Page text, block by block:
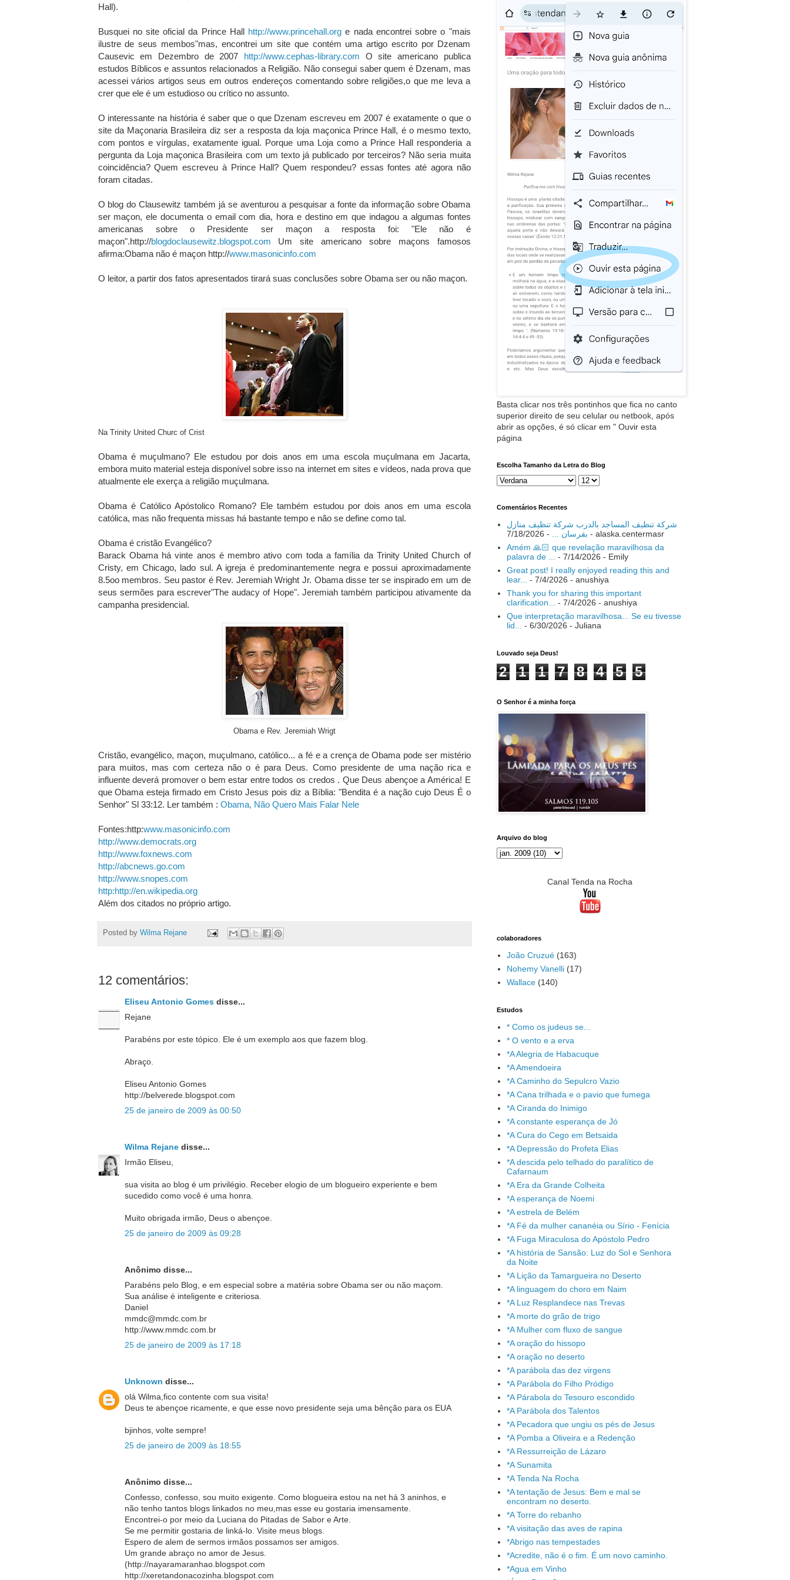
Hall).
Busquei no site oficial da Prince Hall http://www.princehall.org e nada encontrei sobre o "mais
ilustre de seus membos"mas, encontrei um site que contém uma artigo escrito por Dzenam
Causevic em Dezembro de 2007 http://www.cephas-library.com O site americano publica
estudos Bíblicos e assuntos relacionados a Religião. Não consegui saber quem é Dzenam, mas
acessei vários artigos seus em outros endereços comentando sobre religiões,o que me leva a
crer que ele é um estudioso ou crítico no assunto.
O interessante na história é saber que o que Dzenam escreveu em 2007 é exatamente o que o
site da Maçonaria Brasileira diz ser a resposta da loja maçonica Prince Hall, é o mesmo texto,
com pontos e vírgulas, exatamente igual. Porque uma Loja como a Prince Hall responderia a
pergunta da Loja maçonica Brasileira com um texto já publicado por terceiros? Não seria muita
coincidência? Quem escreveu à Prince Hall? Quem respondeu? essas fontes até agora não
foram citadas.
O blog do Clausewitz também já se aventurou a pesquisar a fonte da informação sobre Obama
ser maçon, ele documenta o email com dia, hora e destino em que indagou a algumas fontes
americanas sobre o Presidente ser maçon a resposta foi: "Ele não é
maçon".http://blogdoclausewitz.blogspot.com Um site americano sobre maçons famosos
afirma:Obama não é maçon http://www.masonicinfo.com
O leitor, a partir dos fatos apresentados tirará suas conclusões sobre Obama ser ou não maçon.
Na Trinity United Churc of Crist
Obama é muçulmano? Ele estudou por dois anos em uma escola muçulmana em Jacarta,
embora muito material esteja disponível sobre isso na internet em sites e vídeos, nada prova que
atualmente ele exerça a religião muçulmana.
Obama é Católico Apóstolico Romano? Ele também estudou por dois anos em uma escola
católica, mas não frequenta missas há bastante tempo e não se define como tal.
Obama é cristão Evangélico?
Barack Obama há vinte anos é membro ativo com toda a família da Trinity United Church of
Cristy, em Chicago, lado sul. A igreja é predominantemente negra e possui aproximadamente
8.5oo membros. Seu pastor é Rev. Jeremiah Wright Jr. Obama disse ter se inspirado em um de
seus sermões para escrever"The audacy of Hope". Jeremiah também participou ativamente da
campanha presidencial.
Obama e Rev. Jeremiah Wrigt
Cristão, evangélico, maçon, muçulmano, católico... a fé e a crença de Obama pode ser mistério
para muitos, mas com certeza não o é para Deus. Como presidente de uma nação rica e
influente deverá promover o bem estar entre todos os credos . Que Deus abençoe a América! E
que Obama esteja firmado em Cristo Jesus pois diz a Bíblia: "Bendita é a nação cujo Deus É o
Senhor" Sl 33:12. Ler também : Obama, Não Quero Mais Falar Nele
Fontes:http:www.masonicinfo.com
http://www.democrats.org
http://www.foxnews.com
http://abcnews.go.com
http://www.snopes.com
http:http://en.wikipedia.org
Além dos citados no próprio artigo.
Posted by Wilma Rejane
12 comentários:
Eliseu Antonio Gomesdisse...
Rejane
Parabéns por este tópico. Ele é um exemplo aos que fazem blog.
Abraço.
Eliseu Antonio Gomes
http://belverede.blogspot.com
25 de janeiro de 2009 às 00:50
Wilma Rejanedisse...
Irmão Eliseu,
sua visita ao blog é um privilégio. Receber elogio de um blogueiro experiente e bem
sucedido como você é uma honra.
Muito obrigada irmão, Deus o abençoe.
25 de janeiro de 2009 às 09:28
Anônimo disse...
Parabéns pelo Blog, e em especial sobre a matéria sobre Obama ser ou não maçom.
Sua análise é inteligente e criteriosa.
Daniel
mmdc@mmdc.com.br
http://www.mmdc.com.br
25 de janeiro de 2009 às 17:18
Unknown disse...
olá Wilma,fico contente com sua visita!
Deus te abençoe ricamente, e que esse novo presidente seja uma bênção para os EUA
bjinhos, volte sempre!
25 de janeiro de 2009 às 18:55
Anônimo disse...
Confesso, confesso, sou muito exigente. Como blogueira estou na net há 3 aninhos, e
não tenho tantos blogs linkados no meu,mas esse eu gostaria imensamente.
Encontrei-o por meio da Luciana do Pitadas de Sabor e Arte.
Se me permitir gostaria de linká-lo. Visite meus blogs.
Espero de alem de sermos irmãos possamos ser amigos.
Um grande abraço no amor de Jesus.
(http://nayaramaranhao.blogspot.com
http://xeretandonacozinha.blogspot.com
Basta clicar nos três pontinhos que fica no canto
superior direito de seu celular ou netbook, após
abrir as opções, é só clicar em " Ouvir esta
página
Escolha Tamanho da Letra do Blog
Comentários Recentes
شركة تنظيف المساجد بالدرب شركة تنظيف منازل
بفرسان ...
- 7/18/2026
- alaska.centermasr
Amém 🙏🏻 que revelação maravilhosa da
palavra de ...
- 7/14/2026 - Emily
Great post! I really enjoyed reading this and
lear...
- 7/4/2026 - anushiya
Thank you for sharing this important
clarification...
- 7/4/2026 - anushiya
Que interpretação maravilhosa... Se eu tivesse
lid...
- 6/30/2026 - Juliana
Louvado seja Deus!
2 1 1 7 8 4 5 5
O Senhor é a minha força
Arquivo do blog
Canal Tenda na Rocha
colaboradores
João Cruzué (163)
Nohemy Vanelli (17)
Wallace (140)
Estudos
* Como os judeus se...
* O vento e a erva
*A Alegria de Habacuque
*A Amendoeira
*A Caminho do Sepulcro Vazio
*A Cana trilhada e o pavio que fumega
*A Ciranda do Inimigo
*A constante esperança de Jó
*A Cura do Cego em Betsaida
*A Depressão do Profeta Elias
*A descida pelo telhado do paralítico de
Cafarnaum
*A Era da Grande Colheita
*A esperança de Noemi
*A estrela de Belém
*A Fé da mulher cananéia ou Sírio - Fenícia
*A Fuga Miraculosa do Apóstolo Pedro
*A história de Sansão: Luz do Sol e Senhora
da Noite
*A Lição da Tamargueira no Deserto
*A linguagem do choro em Naim
*A Luz Resplandece nas Trevas
*A morte do grão de trigo
*A Mulher com fluxo de sangue
*A oração do hissopo
*A oração no deserto
*A parábola das dez virgens
*A Parábola do Filho Pródigo
*A Párabola do Tesouro escondido
*A Parábola dos Talentos
*A Pecadora que ungiu os pés de Jesus
*A Pomba a Oliveira e a Redenção
*A Ressurreição de Lázaro
*A Sunamita
*A Tenda Na Rocha
*A tentação de Jesus: Bem e mal se
encontram no deserto.
*A Torre do rebanho
*A visitação das aves de rapina
*Abrigo nas tempestades
*Acredite, não é o fim. É um novo caminho.
*Agua em Vinho